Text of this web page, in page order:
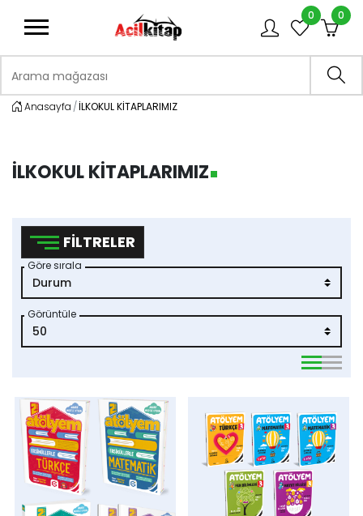
0 0
Anasayfa İLKOKUL KİTAPLARIMIZ
İLKOKUL KİTAPLARIMIZ
FILTRELER
Göre sırala
Görüntüle